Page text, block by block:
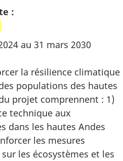
:
au 31 mars 2030
la résilience climatique
populations des hautes
projet comprennent : 1)
technique aux
dans les hautes Andes
les mesures
les écosystèmes et les